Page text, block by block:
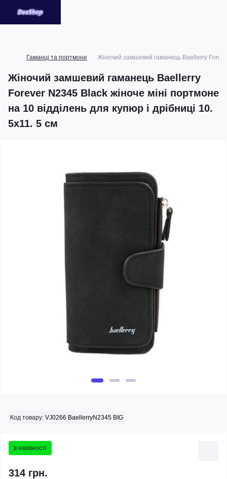
Гаманці та портмоне Жіночий замшевий гаманець Baellerry
Жіночий замшевий гаманець Baellerry
Forever N2345 Black жіноче міні портмоне
на 10 відділень для купюр і дрібниці 10.
5х11. 5 см
Код товару: VJ0266 BaellerryN2345 BIG
в наявності
314 грн.